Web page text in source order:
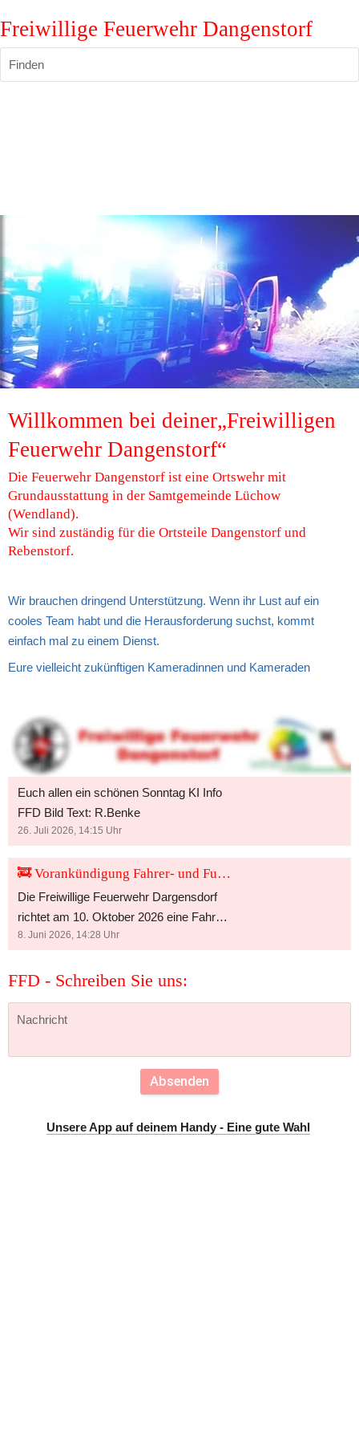
Freiwillige Feuerwehr Dangenstorf
Finden
Willkommen bei deiner„Freiwilligen
Feuerwehr Dangenstorf“
Die Feuerwehr Dangenstorf ist eine Ortswehr mit
Grundausstattung in der Samtgemeinde Lüchow
(Wendland).
Wir sind zuständig für die Ortsteile Dangenstorf und
Rebenstorf.
Wir brauchen dringend Unterstützung. Wenn ihr Lust auf ein
cooles Team habt und die Herausforderung suchst, kommt
einfach mal zu einem Dienst.
Eure vielleicht zukünftigen Kameradinnen und Kameraden
FFD - Aktuell:
Euch allen ein schönen Sonntag KI Info
FFD Bild Text: R.Benke
26. Juli 2026, 14:15 Uhr
🚒 Vorankündigung Fahrer- und Funkübung 2026 🚒
Die Freiwillige Feuerwehr Dargensdorf
richtet am 10. Oktober 2026 eine Fahrer-
und Funkübung aus. 📅 Datum:
Feuerwehrhaus Dargensdorf Bitte merkt
Informationen zum Ablauf, zur
Stationen folgen zu einem späteren
interessanten und kameradschaftlichen
Dargensdorf 🚒👨‍🚒👩‍🚒 Text Bilder KI
8. Juni 2026, 14:28 Uhr
FFD - Schreiben Sie uns:
Absenden
Unsere App auf deinem Handy - Eine gute Wahl